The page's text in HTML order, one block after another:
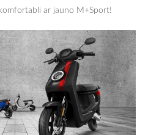
ar jauno M+Sport!